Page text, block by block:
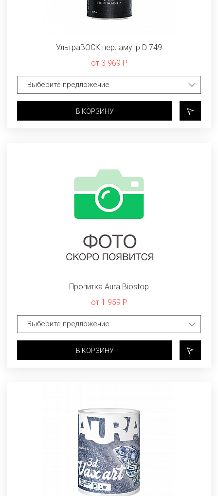
УльтраВОСК перламутр D 749
от 3 969 Р
В КОРЗИНУ
Пропитка Aura Biostop
от 1 959 Р
В КОРЗИНУ